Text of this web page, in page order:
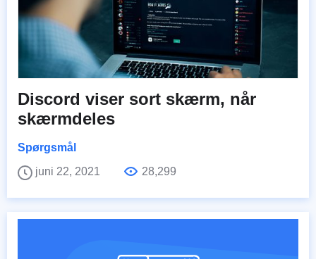
Discord viser sort skærm, når
skærmdeles
Spørgsmål
juni 22, 2021
28,299